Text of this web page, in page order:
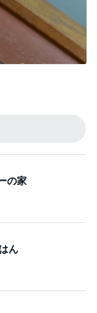
の家
ん